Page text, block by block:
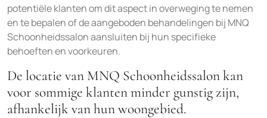
potentiële klanten om dit aspect in overweging te nemen
en te bepalen of de aangeboden behandelingen bij MNQ
Schoonheidssalon aansluiten bij hun specifieke
behoeften en voorkeuren.
De locatie van MNQ Schoonheidssalon kan
voor sommige klanten minder gunstig zijn,
afhankelijk van hun woongebied.